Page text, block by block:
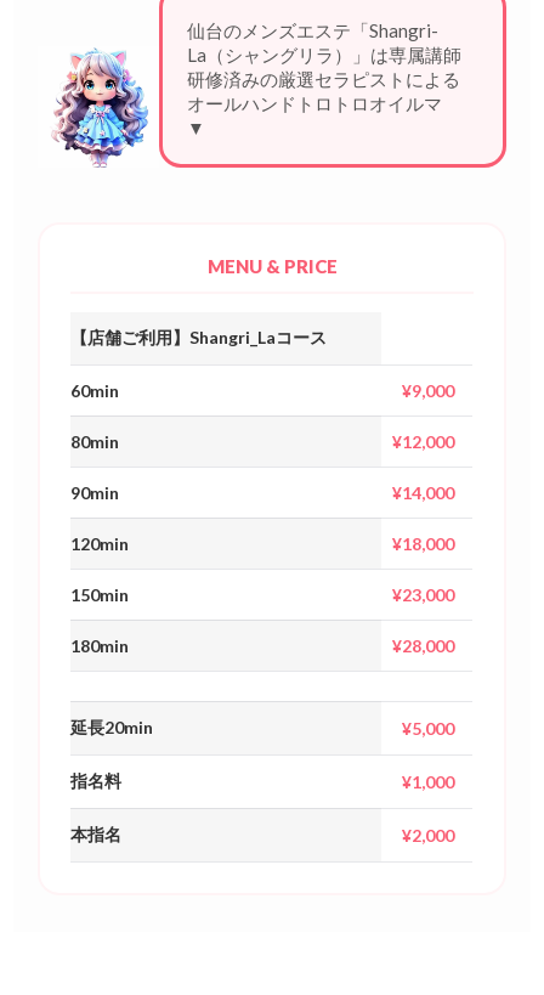
仙台のメンズエステ「Shangri-
La（シャングリラ）」は専属講師
研修済みの厳選セラピストによる
オールハンドトロトロオイルマッ
サージが評
【店舗ご利用】Shangri_Laコース
60min ¥9,000
80min ¥12,000
90min ¥14,000
120min ¥18,000
150min ¥23,000
180min ¥28,000
延長20min ¥5,000
指名料 ¥1,000
本指名 ¥2,000